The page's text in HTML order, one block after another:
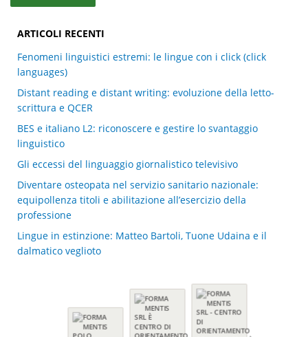
ARTICOLI RECENTI
Fenomeni linguistici estremi: le lingue con i click (click
languages)
Distant reading e distant writing: evoluzione della letto-
scrittura e QCER
BES e italiano L2: riconoscere e gestire lo svantaggio
linguistico
Gli eccessi del linguaggio giornalistico televisivo
Diventare osteopata nel servizio sanitario nazionale:
equipollenza titoli e abilitazione all’esercizio della
professione
Lingue in estinzione: Matteo Bartoli, Tuone Udaina e il
dalmatico veglioto